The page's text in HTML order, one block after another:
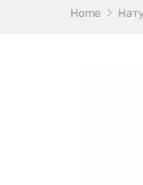
Home